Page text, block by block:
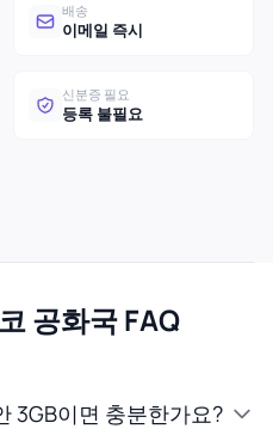
배송
이메일 즉시
신분증 필요
등록 불필요
공화국 FAQ
3GB이면 충분한가요?